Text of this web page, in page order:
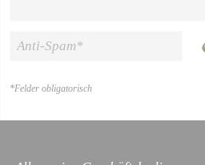
*Felder obligatorisch